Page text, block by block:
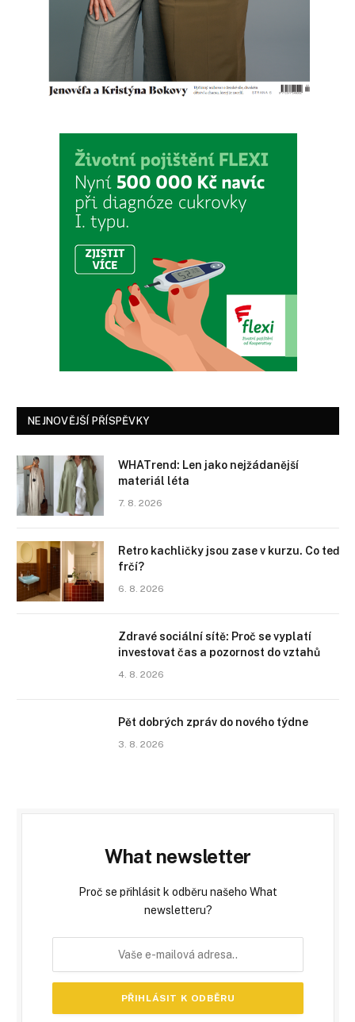
NEJNOVĚJŠÍ PŘÍSPĚVKY
WHATrend: Len jako nejžádanější
materiál léta
7. 8. 2026
Retro kachličky jsou zase v kurzu. Co teď
frčí?
6. 8. 2026
Zdravé sociální sítě: Proč se vyplatí
investovat čas a pozornost do vztahů
4. 8. 2026
Pět dobrých zpráv do nového týdne
3. 8. 2026
What newsletter
Proč se přihlásit k odběru našeho What
newsletteru?